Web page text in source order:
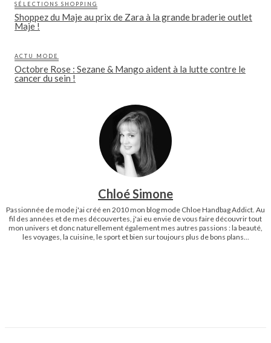
SÉLECTIONS SHOPPING
Shoppez du Maje au prix de Zara à la grande braderie outlet
Maje !
ACTU MODE
Octobre Rose : Sezane & Mango aident à la lutte contre le
cancer du sein !
Chloé Simone
Passionnée de mode j'ai créé en 2010 mon blog mode Chloe Handbag Addict. Au
fil des années et de mes découvertes, j'ai eu envie de vous faire découvrir tout
mon univers et donc naturellement également mes autres passions : la beauté,
les voyages, la cuisine, le sport et bien sur toujours plus de bons plans...